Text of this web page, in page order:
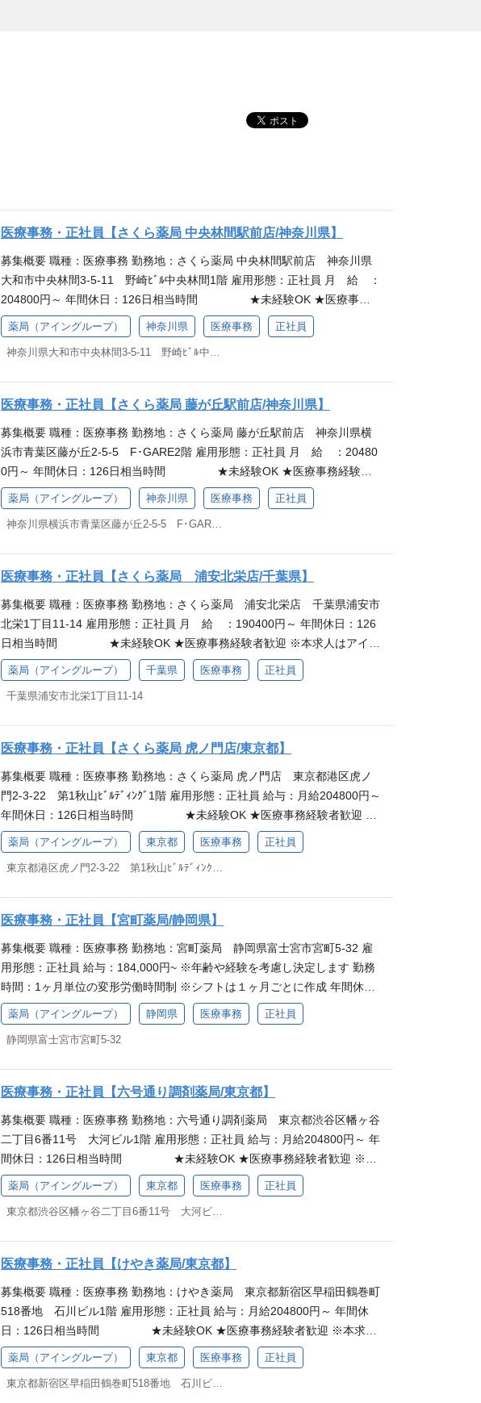
医療事務・正社員【さくら薬局 中央林間駅前店/神奈川県】
募集概要 職種：医療事務 勤務地：さくら薬局 中央林間駅前店 神奈川県
大和市中央林間3-5-11 野崎ﾋﾞﾙ中央林間1階 雇用形態：正社員 月 給 ：
204800円～ 年間休日：126日相当時間 ★未経験OK ★医療事務
経験者歓迎 ※本求人はアイングループのグループ会社「さくら薬局グルー
プ」の募集です。給与・待遇等はアイングループ本体とは異なります。 仕
事内容 医療事務スタッフとして、患者さま対応や電話対応、処方箋の受
業務フォロー（調剤補助等）、消耗品やOTC医薬品（一般用医薬品）の在
庫管理・発注などをお願いします。最初は研修からスタートするので、安
心感を持って始めていただける職場です。。 研修でしっかり学べる職場 さ
くら薬局では入社時研修をご用意しており、業務の基礎からしっかり学べ
る環境があるので、安心感を持って始められるのが魅力です。業務中も先
輩が丁寧にフォローするので、分からないことがあっても聞きやすく、働
きやすい環境が整っています。薬局でのお仕事を通して、地域に貢献した
い方を歓迎します 働きながらスキルアップ◎ さくら薬局には、正社員とし
て働く方を対象とした独自の教育制度があり、スキルや職責に応じた階層
別研修を受けられることが魅力です。必修と選択研修を組み合わせてスキ
方からのご応募を歓迎しています。 子育てへの職場理解も魅力 さくら薬局
は子育て支援が充実しており、育児による短時間勤務ができるほか、女性
の産休・育休取得率は100％の実績があります。企業全体で取り組んでい
る事柄のため、職場理解が得られやすく、お子さまの体調不良などによる
薬局（アイングループ） 神奈川県 医療事務 正社員
医療事務・正社員【さくら薬局 藤が丘駅前店/神奈川県】
募集概要 職種：医療事務 勤務地：さくら薬局 藤が丘駅前店 神奈川県横
浜市青葉区藤が丘2-5-5 F･GARE2階 雇用形態：正社員 月 給 ：20480
0円～ 年間休日：126日相当時間 ★未経験OK ★医療事務経験者
歓迎 ※本求人はアイングループのグループ会社「さくら薬局グループ」の
募集です。給与・待遇等はアイングループ本体とは異なります。 仕事内容
医療事務スタッフとして、患者さま対応や電話対応、処方箋の受付・入
ォロー（調剤補助等）、消耗品やOTC医薬品（一般用医薬品）の在庫管
理・発注などをお願いします。最初は研修からスタートするので、安心感
を持って始めていただける職場です。。 研修でしっかり学べる職場 さくら
薬局では入社時研修をご用意しており、業務の基礎からしっかり学べる環
境があるので、安心感を持って始められるのが魅力です。業務中も先輩が
丁寧にフォローするので、分からないことがあっても聞きやすく、働きや
すい環境が整っています。薬局でのお仕事を通して、地域に貢献したい方
を歓迎します 働きながらスキルアップ◎ さくら薬局には、正社員として働
く方を対象とした独自の教育制度があり、スキルや職責に応じた階層別研
修を受けられることが魅力です。必修と選択研修を組み合わせてスキルア
らのご応募を歓迎しています。 子育てへの職場理解も魅力 さくら薬局は子
育て支援が充実しており、育児による短時間勤務ができるほか、女性の産
休・育休取得率は100％の実績があります。企業全体で取り組んでいる事
柄のため、職場理解が得られやすく、お子さまの体調不良などによる急な
薬局（アイングループ） 神奈川県 医療事務 正社員
医療事務・正社員【さくら薬局 浦安北栄店/千葉県】
募集概要 職種：医療事務 勤務地：さくら薬局 浦安北栄店 千葉県浦安市
北栄1丁目11-14 雇用形態：正社員 月 給 ：190400円～ 年間休日：126
日相当時間 ★未経験OK ★医療事務経験者歓迎 ※本求人はアイン
グループのグループ会社「さくら薬局グループ」の募集です。給与・待遇
等はアイングループ本体とは異なります。 仕事内容 医療事務スタッフとし
て、患者さま対応や電話対応、処方箋の受付・入力・チェック、ジェネリ
消耗品やOTC医薬品（一般用医薬品）の在庫管理・発注などをお願いしま
す。最初は研修からスタートするので、安心感を持って始めていただける
職場です。 研修でしっかり学べる職場 さくら薬局では入社時研修をご用意
しており、業務の基礎からしっかり学べる環境があるので、安心感を持っ
て始められるのが魅力です。業務中も先輩が丁寧にフォローするので、分
からないことがあっても聞きやすく、働きやすい環境が整っています。薬
局でのお仕事を通して、地域に貢献したい方を歓迎します。 働きながらス
キルアップ◎ さくら薬局には、正社員として働く方を対象とした独自の教
育制度があり、スキルや職責に応じた階層別研修を受けられることが魅力
です。必修と選択研修を組み合わせてスキルアップに励むことができるの
す。 子育てへの職場理解も魅力 さくら薬局は子育て支援が充実しており、
育児による短時間勤務ができるほか、女性の産休・育休取得率は100％の
実績があります。企業全体で取り組んでいる事柄のため、職場理解が得ら
れやすく、お子さまの体調不良などによる急なお休みも気軽に相談してい
薬局（アイングループ） 千葉県 医療事務 正社員
千葉県浦安市北栄1丁目11-14
医療事務・正社員【さくら薬局 虎ノ門店/東京都】
募集概要 職種：医療事務 勤務地：さくら薬局 虎ノ門店 東京都港区虎ノ
門2-3-22 第1秋山ﾋﾞﾙﾃﾞｨﾝｸﾞ1階 雇用形態：正社員 給与：月給204800円～
年間休日：126日相当時間 ★未経験OK ★医療事務経験者歓迎 ※
本求人はアイングループのグループ会社「さくら薬局グループ」の募集で
す。給与・待遇等はアイングループ本体とは異なります。 仕事内容 医療事
務スタッフとして、患者さま対応や電話対応、処方箋の受付・入力・チェ
（調剤補助等）、消耗品やOTC医薬品（一般用医薬品）の在庫管理・発注
などをお願いします。最初は研修からスタートするので、安心感を持って
始めていただける職場です。 研修でしっかり学べる職場 さくら薬局では入
社時研修をご用意しており、業務の基礎からしっかり学べる環境があるの
で、安心感を持って始められるのが魅力です。業務中も先輩が丁寧にフォ
ローするので、分からないことがあっても聞きやすく、働きやすい環境が
整っています。薬局でのお仕事を通して、地域に貢献したい方を歓迎しま
す。 働きながらスキルアップ◎ さくら薬局には、正社員として働く方を対
象とした独自の教育制度があり、スキルや職責に応じた階層別研修を受け
られることが魅力です。必修と選択研修を組み合わせてスキルアップに励
募を歓迎しています。 子育てへの職場理解も魅力 さくら薬局は子育て支援
が充実しており、育児による短時間勤務ができるほか、女性の産休・育休
取得率は100％の実績があります。企業全体で取り組んでいる事柄のた
め、職場理解が得られやすく、お子さまの体調不良などによる急なお休み
薬局（アイングループ） 東京都 医療事務 正社員
医療事務・正社員【宮町薬局/静岡県】
募集概要 職種：医療事務 勤務地：宮町薬局 静岡県富士宮市宮町5-32 雇
用形態：正社員 給与：184,000円~ ※年齢や経験を考慮し決定します 勤務
時間：1ヶ月単位の変形労働時間制 ※シフトは１ヶ月ごとに作成 年間休
日：126日相当時間 ★未経験OK ★医療事務経験者歓迎 ※本求人はアイン
グループのグループ会社「さくら薬局グループ」の募集です。給与・待遇
等はアイングループ本体とは異なります。 仕事内容 医療事務スタッフとし
ック医薬品・お薬手帳のご案内、薬剤師の業務フォロー（調剤補助等）、
消耗品やOTC医薬品（一般用医薬品）の在庫管理・発注などをお願いしま
す。最初は研修からスタートするので、安心感を持って始めていただける
職場です。 研修でしっかり学べる職場 さくら薬局では入社時研修をご用意
しており、業務の基礎からしっかり学べる環境があるので、安心感を持っ
て始められるのが魅力です。業務中も先輩が丁寧にフォローするので、分
からないことがあっても聞きやすく、働きやすい環境が整っています。薬
局でのお仕事を通して、地域に貢献したい方を歓迎します。 働きながらス
キルアップ◎ さくら薬局には、正社員として働く方を対象とした独自の教
育制度があり、スキルや職責に応じた階層別研修を受けられることが魅力
で、働きながら知識を身につけたいという方からのご応募を歓迎していま
す。 子育てへの職場理解も魅力 さくら薬局は子育て支援が充実しており、
育児による短時間勤務ができるほか、女性の産休・育休取得率は100％の
実績があります。企業全体で取り組んでいる事柄のため、職場理解が得ら
薬局（アイングループ） 静岡県 医療事務 正社員
静岡県富士宮市宮町5-32
医療事務・正社員【六号通り調剤薬局/東京都】
募集概要 職種：医療事務 勤務地：六号通り調剤薬局 東京都渋谷区幡ヶ谷
二丁目6番11号 大河ビル1階 雇用形態：正社員 給与：月給204800円～ 年
間休日：126日相当時間 ★未経験OK ★医療事務経験者歓迎 ※本
求人はアイングループのグループ会社「さくら薬局グループ」の募集で
す。給与・待遇等はアイングループ本体とは異なります。 仕事内容 医療事
務スタッフとして、患者さま対応や電話対応、処方箋の受付・入力・チェ
（調剤補助等）、消耗品やOTC医薬品（一般用医薬品）の在庫管理・発注
などをお願いします。最初は研修からスタートするので、安心感を持って
始めていただける職場です。 研修でしっかり学べる職場 さくら薬局では入
社時研修をご用意しており、業務の基礎からしっかり学べる環境があるの
で、安心感を持って始められるのが魅力です。業務中も先輩が丁寧にフォ
ローするので、分からないことがあっても聞きやすく、働きやすい環境が
整っています。薬局でのお仕事を通して、地域に貢献したい方を歓迎しま
す。 働きながらスキルアップ◎ さくら薬局には、正社員として働く方を対
薬局（アイングループ） 東京都 医療事務 正社員
医療事務・正社員【けやき薬局/東京都】
募集概要 職種：医療事務 勤務地：けやき薬局 東京都新宿区早稲田鶴巻町
518番地 石川ビル1階 雇用形態：正社員 給与：月給204800円～ 年間休
日：126日相当時間 ★未経験OK ★医療事務経験者歓迎 ※本求人
はアイングループのグループ会社「さくら薬局グループ」の募集です。給
与・待遇等はアイングループ本体とは異なります。 仕事内容 医療事務スタ
ッフとして、患者さま対応や電話対応、処方箋の受付・入力・チェック、
薬局（アイングループ） 東京都 医療事務 正社員